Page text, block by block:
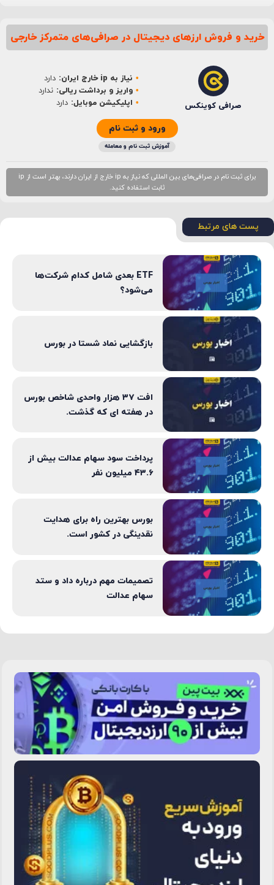
نام*
خرید و فروش ارزهای دیجیتال در صرافی‌های متمرکز خارجی
صرافی کوینکس
نیاز به ip خارج ایران:
دارد
واریز و برداشت ریالی: ندارد
اپلیکیشن موبایل: دارد
ورود و ثبت نام
آموزش ثبت نام و معامله
برای ثبت نام در صرافی‌های بین المللی که نیاز به ip خارج از ایران دارند، بهتر است از ip
ثابت استفاده کنید.
پست های مرتبط
ETF بعدی شامل کدام شرکت‌ها
می‌شود؟
بازگشایی نماد شستا در بورس
افت ۳۷ هزار واحدی شاخص بورس
در هفته ای که گذشت.
پرداخت سود سهام عدالت بیش از
۴۳.۶ میلیون نفر
بورس بهترین راه برای هدایت
نقدینگی در کشور است.
تصمیمات مهم درباره داد و ستد
سهام عدالت